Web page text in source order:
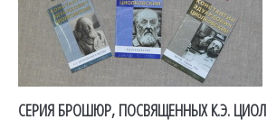
СЕРИЯ БРОШЮР, ПОСВЯЩЕННЫХ К.Э.